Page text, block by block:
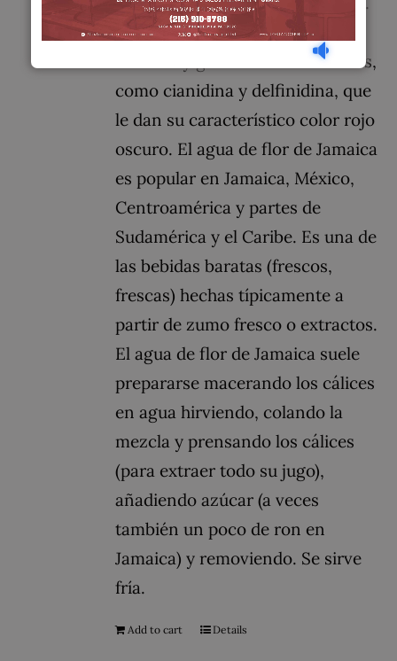
También contiene polisacáridos
acídicos y glucósidos flavonoides,
como cianidina y delfinidina, que
le dan su característico color rojo
oscuro. El agua de flor de Jamaica
es popular en Jamaica, México,
Centroamérica y partes de
Sudamérica y el Caribe. Es una de
las bebidas baratas (frescos,
frescas) hechas típicamente a
partir de zumo fresco o extractos.
El agua de flor de Jamaica suele
prepararse macerando los cálices
en agua hirviendo, colando la
mezcla y prensando los cálices
(para extraer todo su jugo),
añadiendo azúcar (a veces
también un poco de ron en
Jamaica) y removiendo. Se sirve
fría.
Add to cart Details